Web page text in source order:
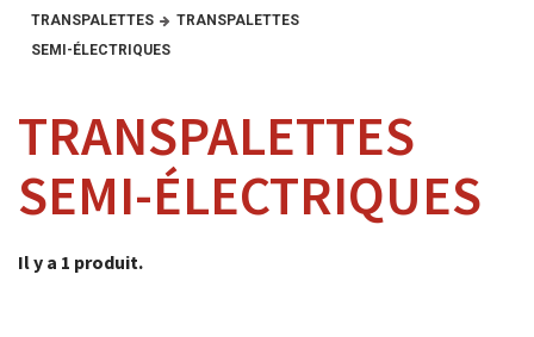
TRANSPALETTES
TRANSPALETTES
SEMI-ÉLECTRIQUES
TRANSPALETTES
SEMI-ÉLECTRIQUES
Il y a 1 produit.